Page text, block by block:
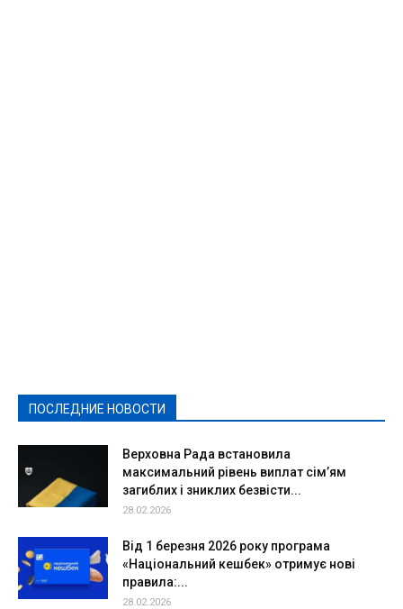
ПОСЛЕДНИЕ НОВОСТИ
Верховна Рада встановила
максимальний рівень виплат сім’ям
загиблих і зниклих безвісти...
28.02.2026
Від 1 березня 2026 року програма
«Національний кешбек» отримує нові
правила:...
28.02.2026